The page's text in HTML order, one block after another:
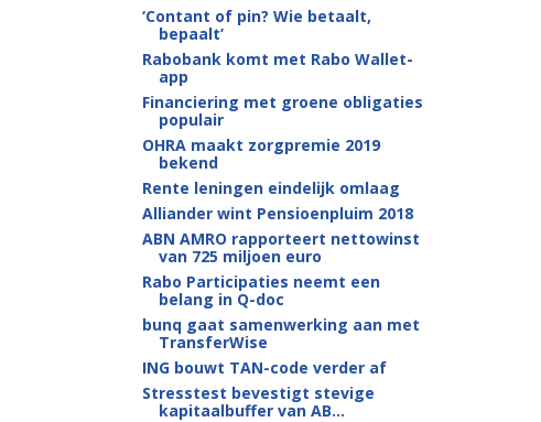
‘Contant of pin? Wie betaalt,
bepaalt’
Rabobank komt met Rabo Wallet-
app
Financiering met groene obligaties
populair
OHRA maakt zorgpremie 2019
bekend
Rente leningen eindelijk omlaag
Alliander wint Pensioenpluim 2018
ABN AMRO rapporteert nettowinst
van 725 miljoen euro
Rabo Participaties neemt een
belang in Q-doc
bunq gaat samenwerking aan met
TransferWise
ING bouwt TAN-code verder af
Stresstest bevestigt stevige
kapitaalbuffer van AB...